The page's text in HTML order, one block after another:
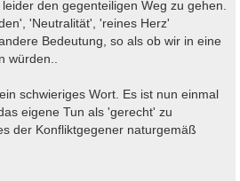
den gegenteiligen Weg zu gehen.
'Neutralität', 'reines Herz'
Bedeutung, so als ob wir in eine
würden..
schwieriges Wort. Es ist nun einmal
eigene Tun als 'gerecht' zu
der Konfliktgegener naturgemäß